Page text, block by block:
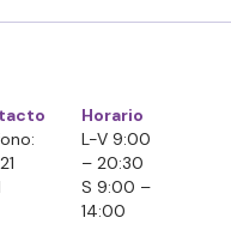
Horario
L-V 9:00
– 20:30
S 9:00 –
14:00